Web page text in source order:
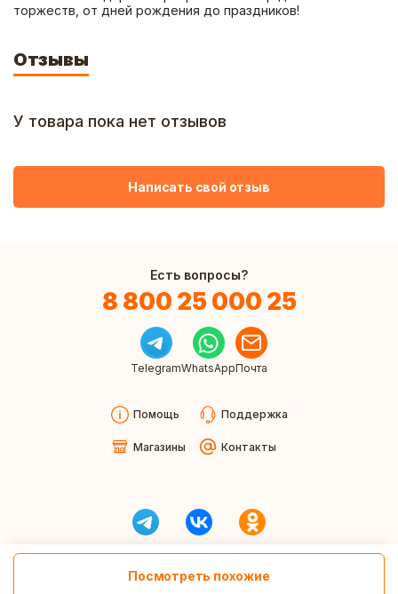
Посмотреть похожие
торжеств, от дней рождения до праздников!
Отзывы
У товара пока нет отзывов
Написать свой отзыв
Есть вопросы?
8 800 25 000 25
TelegramWhatsAppПочта
Помощь Поддержка
Магазины Контакты